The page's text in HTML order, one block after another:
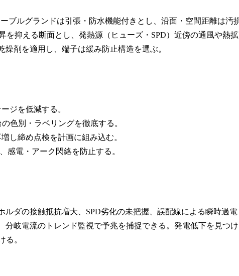
ブルグランドは引張・防水機能付きとし、沿面・空間距離は汚
を抑える断面とし、発熱源（ヒューズ・SPD）近傍の通風や熱拡
剤を適用し、端子は緩み防止構造を選ぶ。
ジを低減する。
色別・ラベリングを徹底する。
し締め点検を計画に組み込む。
感電・アーク閃絡を防止する。
ダの接触抵抗増大、SPD劣化の未把握、誤配線による瞬時過電
岐電流のトレンド監視で予兆を捕捉できる。発電低下を見つけ
る。